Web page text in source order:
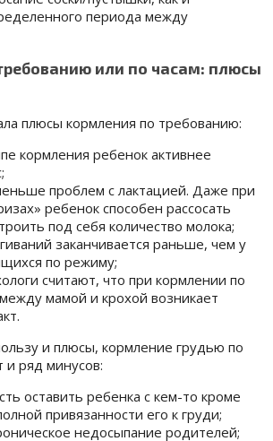
периода между
или по часам: плюсы
плюсы кормления по требованию:
кормления ребенок активнее
проблем с лактацией. Даже при
ребенок способен рассосать
под себя количество молока;
заканчивается раньше, чем у
по режиму;
считают, что при кормлении по
мамой и крохой возникает
и плюсы, кормление грудью по
ряд минусов:
оставить ребенка с кем-то кроме
привязанности его к груди;
недосыпание родителей;